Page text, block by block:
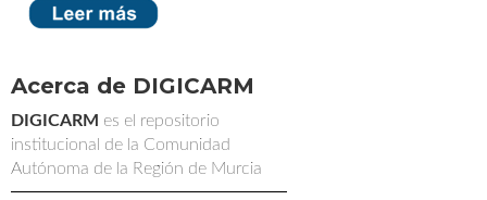
Acerca de DIGICARM
DIGICARM es el repositorio
institucional de la Comunidad
Autónoma de la Región de Murcia